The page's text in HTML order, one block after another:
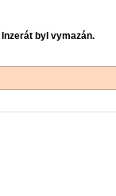
Inzerát byl vymazán.